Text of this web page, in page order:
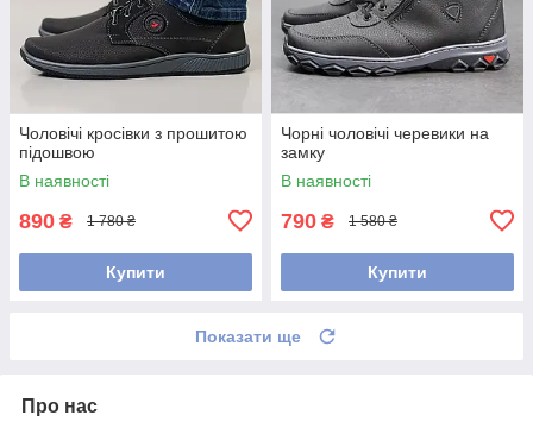
Чоловічі кросівки з прошитою
підошвою
В наявності
890 ₴ 1 780 ₴
Купити
Чорні чоловічі черевики на
замку
В наявності
790 ₴ 1 580 ₴
Купити
Показати ще
Про нас